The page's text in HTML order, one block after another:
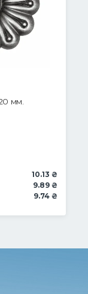
мм.
10.13 ₴
9.89 ₴
9.74 ₴